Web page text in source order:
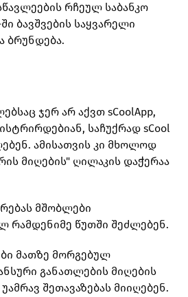
რჩეულ საბანკო
ში ბავშვების საყვარელი
ბრუნდება.
ჯერ არ აქვთ sCoolApp,
საჩუქრად sCool
ამისათვის კი მხოლოდ
მიღების" ღილაკის დაჭერაა
მშობლები
რამდენიმე წუთში შეძლებენ.
მათზე მორგებულ
განათლების მიღების
შეთავაზებას მიიღებენ.